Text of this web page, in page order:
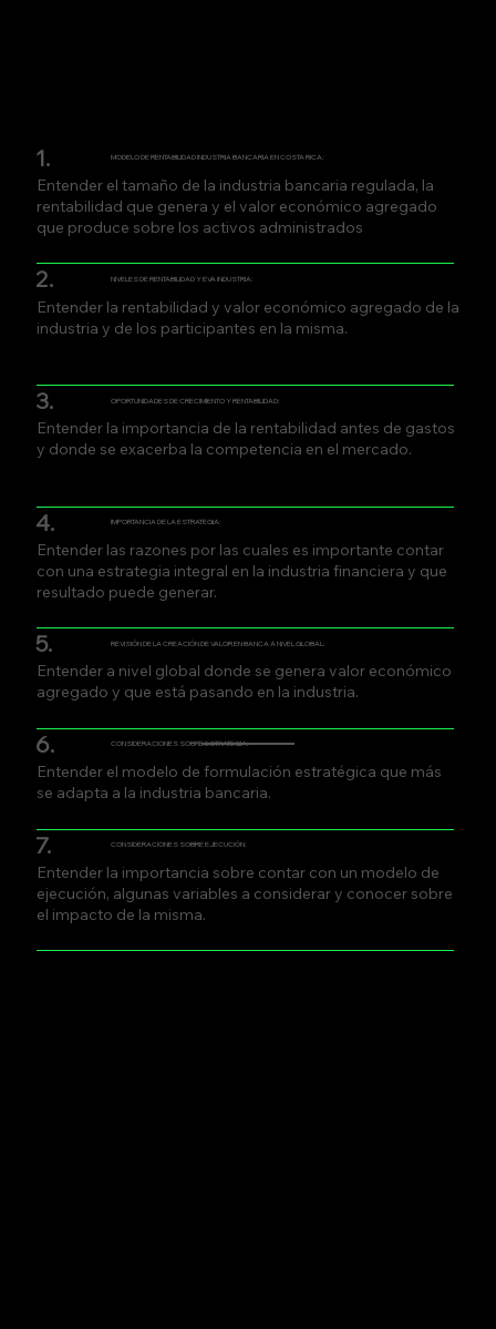
1. MODELO DE RENTABILIDAD INDUSTRIA BANCARIA EN COSTA RICA:
Entender el tamaño de la industria bancaria regulada, la
rentabilidad que genera y el valor económico agregado
que produce sobre los activos administrados
2. NIVELES DE RENTABILIDAD Y EVA INDUSTRIA:
Entender la rentabilidad y valor económico agregado de la
industria y de los participantes en la misma.
3. OPORTUNIDADES DE CRECIMIENTO Y RENTABILIDAD:
Entender la importancia de la rentabilidad antes de gastos
y donde se exacerba la competencia en el mercado.
4. IMPORTANCIA DE LA ESTRATEGIA:
Entender las razones por las cuales es importante contar
con una estrategia integral en la industria financiera y que
resultado puede generar.
5. REVISIÓN DE LA CREACIÓN DE VALOR EN BANCA A NIVEL GLOBAL:
Entender a nivel global donde se genera valor económico
agregado y que está pasando en la industria.
6. CONSIDERACIONES SOBRE ESTRATEGIA:
Entender el modelo de formulación estratégica que más
se adapta a la industria bancaria.
7. CONSIDERACIONES SOBRE EJECUCIÓN:
Entender la importancia sobre contar con un modelo de
ejecución, algunas variables a considerar y conocer sobre
el impacto de la misma.